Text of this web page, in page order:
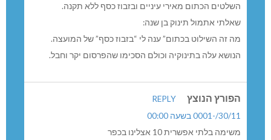
השלטים הכתום מאירי עיניים ובזבוז כסף ללא תקנה.
שאלתי אתמול תינוק בן שנה:
מה זה השילוט בכתום” ענה לי “בזבוז כסף” של המועצה.
הנושא עלה בתינוקיה וכולם הסכימו שהפרסום יקר וחבל.
הפורץ הנוצץ
REPLY
30/11/-0001 בשעה 00:00
משימה בלתי אפשרית 10 אצלינו בכפר